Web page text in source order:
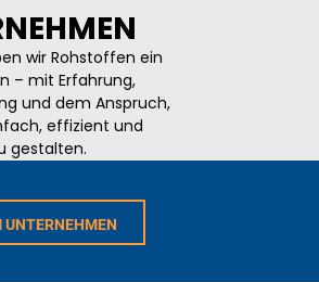
wir Rohstoffen ein
– mit Erfahrung,
und dem Anspruch,
effizient und
gestalten.
UNTERNEHMEN